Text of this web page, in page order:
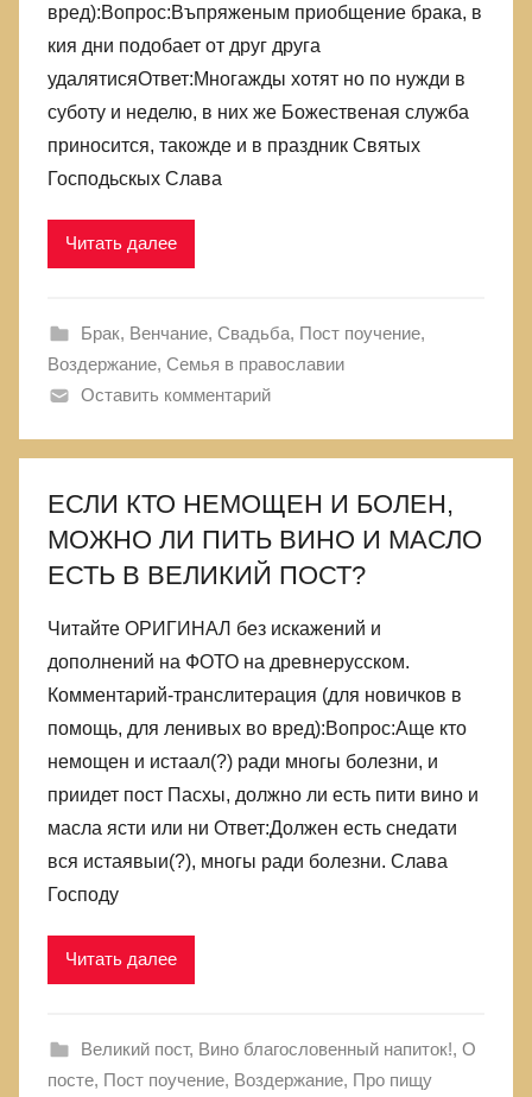
вред):Вопрос:Въпряженым приобщение брака, в
кия дни подобает от друг друга
удалятисяОтвет:Многажды хотят но по нужди в
суботу и неделю, в них же Божественая служба
приносится, такожде и в праздник Святых
Господьскых Слава
Читать далее
Брак, Венчание, Свадьба, Пост поучение,
Воздержание, Семья в православии
Оставить комментарий
ЕСЛИ КТО НЕМОЩЕН И БОЛЕН,
МОЖНО ЛИ ПИТЬ ВИНО И МАСЛО
ЕСТЬ В ВЕЛИКИЙ ПОСТ?
Читайте ОРИГИНАЛ без искажений и
дополнений на ФОТО на древнерусском.
Комментарий-транслитерация (для новичков в
помощь, для ленивых во вред):Вопрос:Аще кто
немощен и истаал(?) ради многы болезни, и
приидет пост Пасхы, должно ли есть пити вино и
масла ясти или ни Ответ:Должен есть снедати
вся истаявыи(?), многы ради болезни. Слава
Господу
Читать далее
Великий пост, Вино благословенный напиток!, О
посте, Пост поучение, Воздержание, Про пищу